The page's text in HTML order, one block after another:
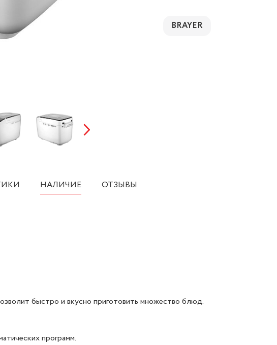
BRAYER
НАЛИЧИЕ ОТЗЫВЫ
быстро и вкусно приготовить множество блюд.
программ.